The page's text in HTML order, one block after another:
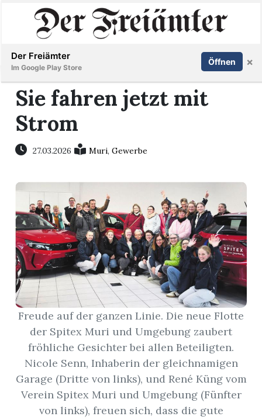
Immobilien
Veranstaltungen
Stellen
E-
Paper
Newsletter
App
Inserieren Abonnieren Anmelden
Sie fahren jetzt mit
Strom
27.03.2026 Muri,Gewerbe
Freude auf der ganzen Linie. Die neue Flotte
der Spitex Muri und Umgebung zaubert
fröhliche Gesichter bei allen Beteiligten.
Nicole Senn, Inhaberin der gleichnamigen
Garage (Dritte von links), und René Küng vom
Verein Spitex Muri und Umgebung (Fünfter
von links), freuen sich, dass die gute
Der Freiämter
Im Google Play Store
Öffnen ×